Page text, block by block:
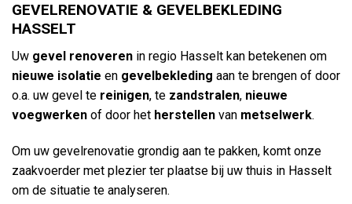
GEVELRENOVATIE & GEVELBEKLEDING
HASSELT
Uw gevel renoveren in regio Hasselt kan betekenen om
nieuwe isolatie en gevelbekleding aan te brengen of door
o.a. uw gevel te reinigen, te zandstralen, nieuwe
voegwerken of door het herstellen van metselwerk.
Om uw gevelrenovatie grondig aan te pakken, komt onze
zaakvoerder met plezier ter plaatse bij uw thuis in Hasselt
om de situatie te analyseren.